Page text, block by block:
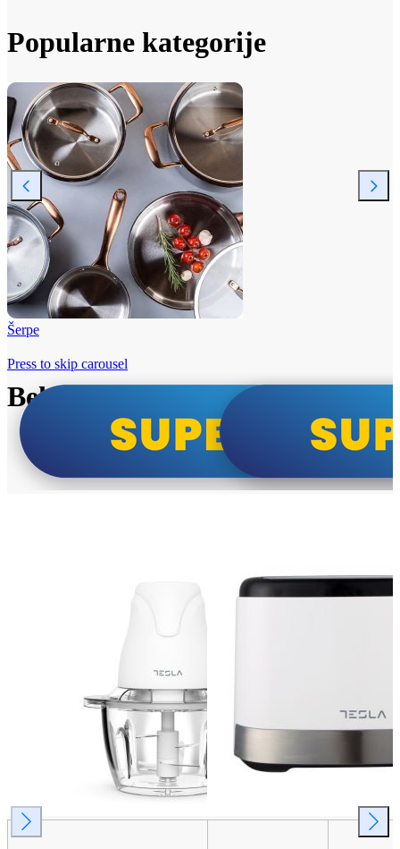
Popularne kategorije
Šerpe
Beko i Tesla super cene
Press to skip carousel